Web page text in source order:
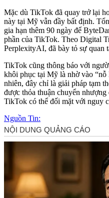
Mặc dù TikTok đã quay trở lại
này tại Mỹ vẫn đầy bất định.
gia hạn thêm 90 ngày để
phần của TikTok. Theo Digital
PerplexityAI, đã bày tỏ sự quan
TikTok cũng thông báo với
khôi phục tại Mỹ là nhờ vào
nhiên, đây chỉ là giải pháp tạm
được thỏa thuận chuyển
TikTok có thể đối mặt với nguy
Nguồn Tin: